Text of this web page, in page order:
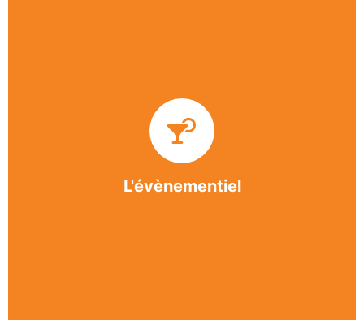
L'évènementiel
BASE apporte des solutions innovantes et
originales dans l’organisation des manifestations,
festivals, conventions, colloques et assemblées